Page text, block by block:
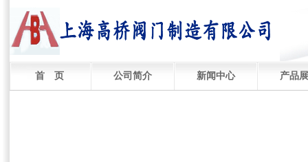
首 页 公司简介 新闻中心 产品